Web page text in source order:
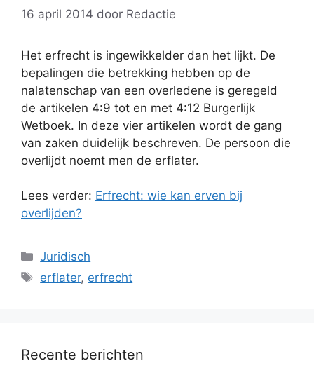
16 april 2014 door Redactie
Het erfrecht is ingewikkelder dan het lijkt. De
bepalingen die betrekking hebben op de
nalatenschap van een overledene is geregeld
de artikelen 4:9 tot en met 4:12 Burgerlijk
Wetboek. In deze vier artikelen wordt de gang
van zaken duidelijk beschreven. De persoon die
overlijdt noemt men de erflater.
Lees verder: Erfrecht: wie kan erven bij
overlijden?
Categorieën
Juridisch
Tags
erflater, erfrecht
Recente berichten